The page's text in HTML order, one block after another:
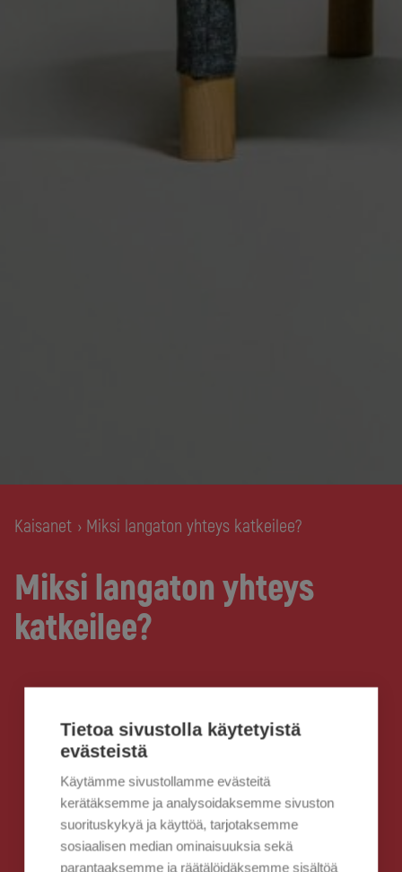
Kaisanet › Miksi langaton yhteys katkeilee?
Miksi langaton yhteys
katkeilee?
Tietoa sivustolla käytetyistä
evästeistä
Käytämme sivustollamme evästeitä
kerätäksemme ja analysoidaksemme sivuston
suorituskykyä ja käyttöä, tarjotaksemme
sosiaalisen median ominaisuuksia sekä
parantaaksemme ja räätälöidäksemme sisältöä